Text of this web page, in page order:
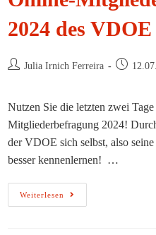
2024 des
Beitrags-
Julia Irnich Ferreira
Beitrag
Nutzen Sie die letzten zwei
Mitgliederbefragung 2024!
der VDOE sich selbst, also
besser kennenlernen! …
Weiterlesen
Noch
Bis